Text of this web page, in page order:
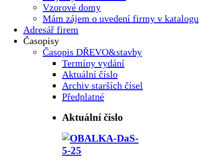
Vzorové domy
Mám zájem o uvedení firmy v katalogu
Adresář firem
Časopisy
Časopis DŘEVO&stavby
Termíny vydání
Aktuální číslo
Archiv starších čísel
Předplatné
Aktuální číslo